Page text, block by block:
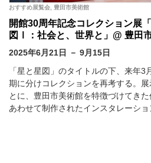
おすすめ展覧会 豊田市美術館
開館30周年記念コレクション展
図Ⅰ：社会と、世界と」@ 豊田
2025年6月21日 － 9月15日
「星と星図」のタイトルの下、来年
期に分けコレクションを再考する。
とに、豊田市美術館を特徴づけてき
あわせて制作されたインスタレーショ